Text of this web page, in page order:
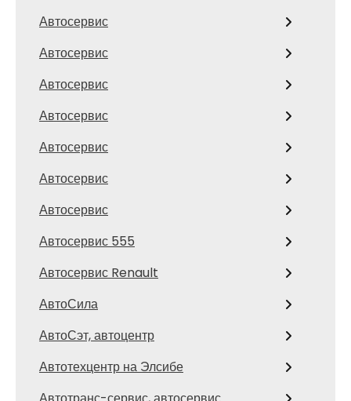
Автосервис
Автосервис
Автосервис
Автосервис
Автосервис
Автосервис
Автосервис
Автосервис 555
Автосервис Renault
АвтоСила
АвтоСэт, автоцентр
Автотехцентр на Элсибе